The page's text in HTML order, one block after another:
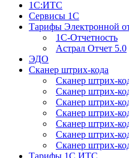
1С:ИТС
Сервисы 1С
Тарифы Электронной
1С-Отчетность
Астрал Отчет 5.0
ЭДО
Сканер штрих-кода
Сканер штрих-
Сканер штрих-
Сканер штрих-
Сканер штрих-
Сканер штрих-
Сканер штрих-
Сканер штрих-